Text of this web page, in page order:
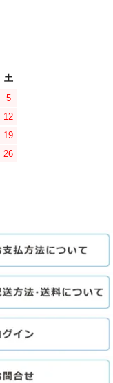
土
5
12
19
26